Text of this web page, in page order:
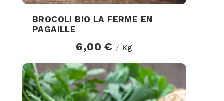
BROCOLI BIO LA FERME EN
PAGAILLE
6,00 € / Kg